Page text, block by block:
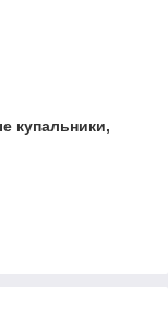
купальники,